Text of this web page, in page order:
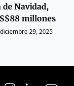
Navidad,
millones
diciembre 29, 2025